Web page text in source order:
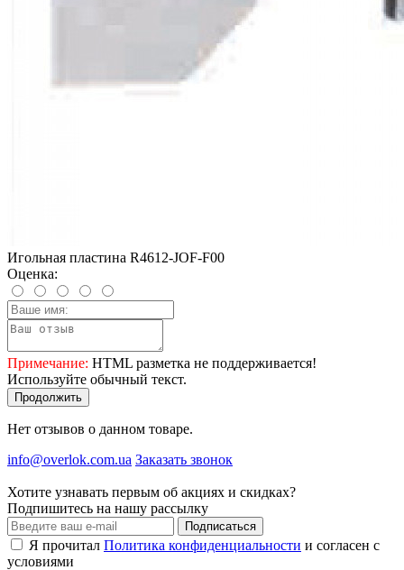
Игольная пластина R4612-JOF-F00
Оценка:
Примечание: HTML разметка не поддерживается!
Используйте обычный текст.
Продолжить
Нет отзывов о данном товаре.
info@overlok.com.ua Заказать звонок
Хотите узнавать первым об акциях и скидках?
Подпишитесь на нашу рассылку
Подписаться
Я прочитал Политика конфиденциальности и согласен с
условиями